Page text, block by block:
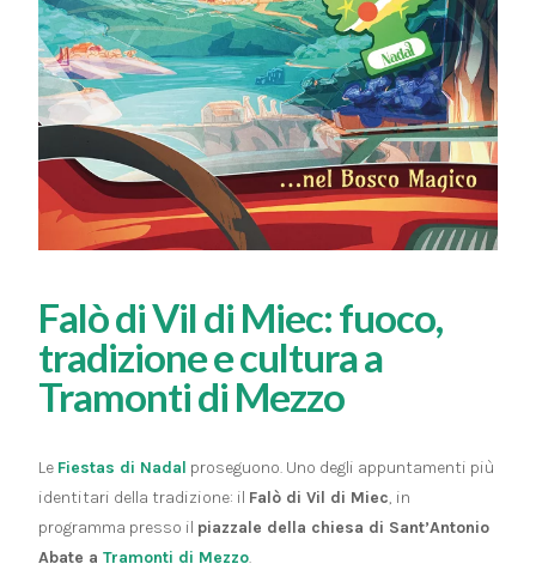
Falò di Vil di Miec: fuoco,
tradizione e cultura a
Tramonti di Mezzo
Le Fiestas di Nadal proseguono. Uno degli appuntamenti più
identitari della tradizione: il Falò di Vil di Miec, in
programma presso il piazzale della chiesa di Sant’Antonio
Abate aTramonti di Mezzo.